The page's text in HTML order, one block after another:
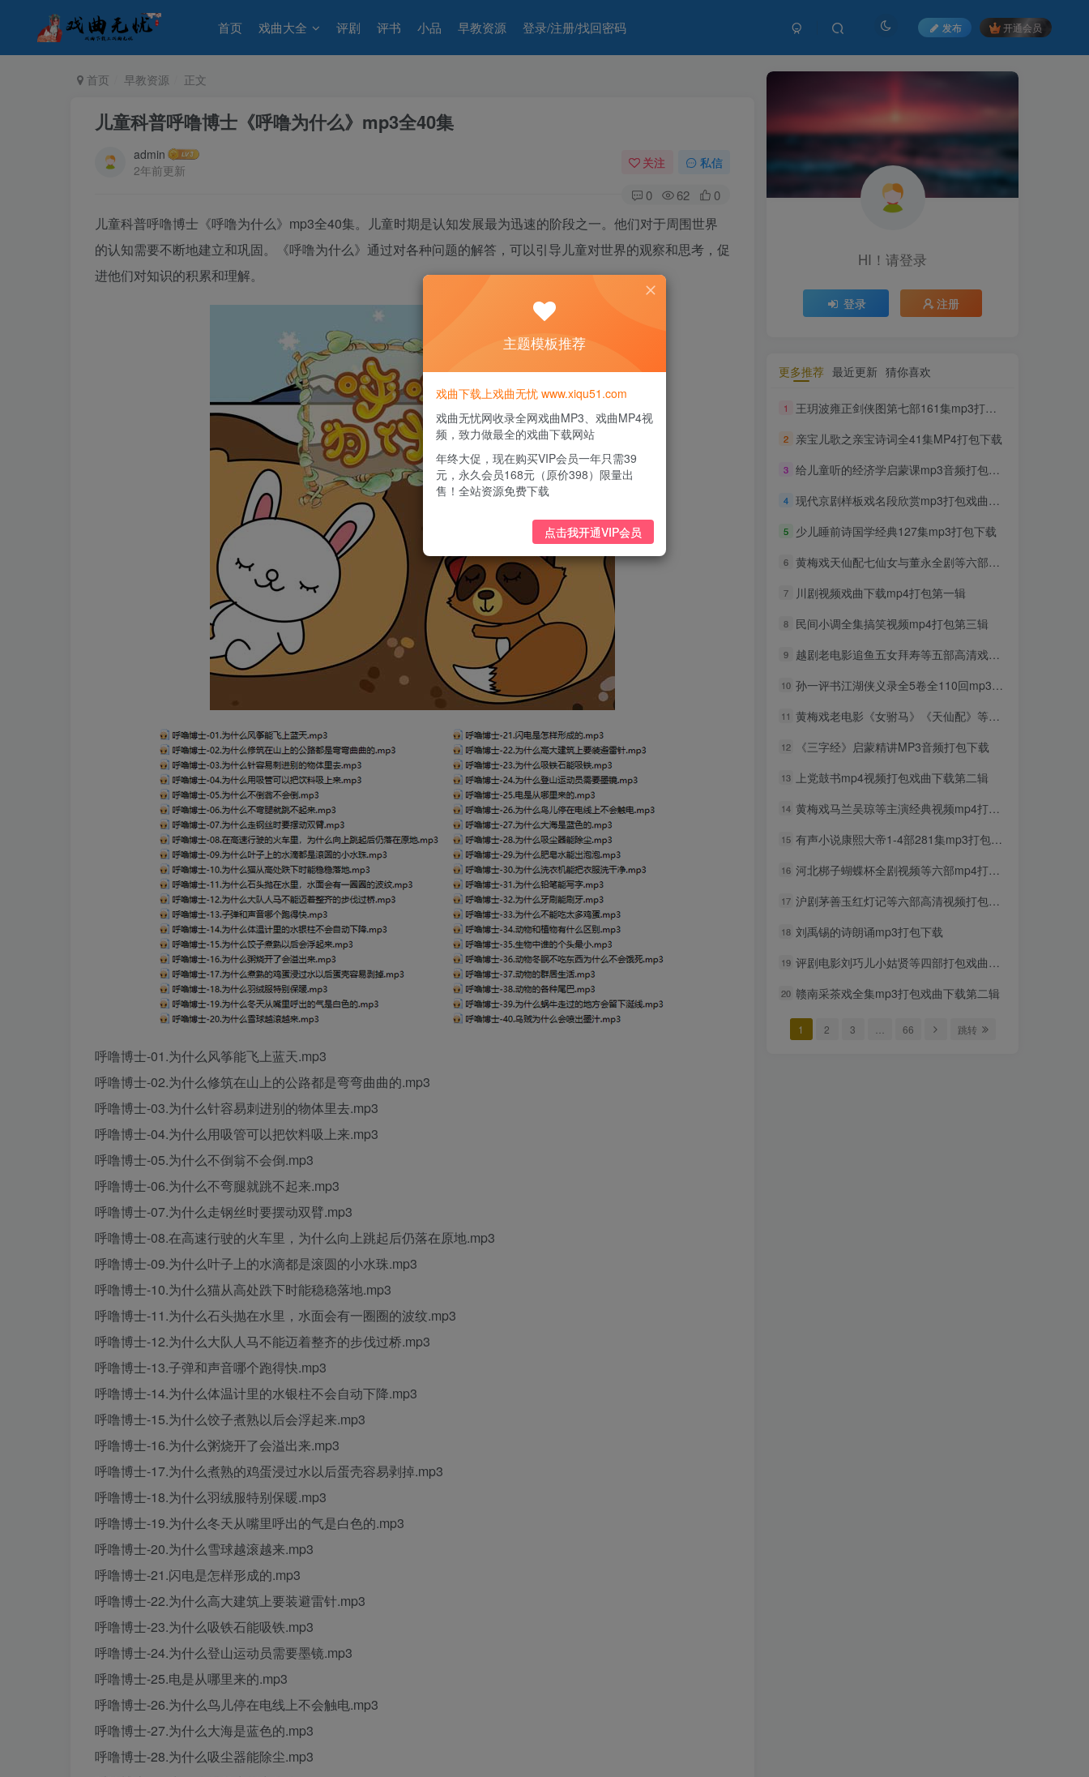
首页 戏曲大全 评剧 评书 小品 早教资源 登录/注册/找回密码 发布 开通会员
首页 早教资源 正文
儿童科普呼噜博士《呼噜为什么》mp3全40集
admin
2年前更新
关注 私信
0 62 0
儿童科普呼噜博士《呼噜为什么》mp3全40集。儿童时期是认知发展最为迅速的阶段之一。他们对于周围世界
的认知需要不断地建立和巩固。《呼噜为什么》通过对各种问题的解答，可以引导儿童对世界的观察和思考，促
进他们对知识的积累和理解。
呼噜博士-01.为什么风筝能飞上蓝天.mp3
呼噜博士-02.为什么修筑在山上的公路都是弯弯曲曲的.mp3
呼噜博士-03.为什么针容易刺进别的物体里去.mp3
呼噜博士-04.为什么用吸管可以把饮料吸上来.mp3
呼噜博士-05.为什么不倒翁不会倒.mp3
呼噜博士-06.为什么不弯腿就跳不起来.mp3
呼噜博士-07.为什么走钢丝时要摆动双臂.mp3
呼噜博士-08.在高速行驶的火车里，为什么向上跳起后仍落在原地.mp3
呼噜博士-09.为什么叶子上的水滴都是滚圆的小水珠.mp3
呼噜博士-10.为什么猫从高处跌下时能稳稳落地.mp3
呼噜博士-11.为什么石头抛在水里，水面会有一圈圈的波纹.mp3
呼噜博士-12.为什么大队人马不能迈着整齐的步伐过桥.mp3
呼噜博士-13.子弹和声音哪个跑得快.mp3
呼噜博士-14.为什么体温计里的水银柱不会自动下降.mp3
呼噜博士-15.为什么饺子煮熟以后会浮起来.mp3
呼噜博士-16.为什么粥烧开了会溢出来.mp3
呼噜博士-17.为什么煮熟的鸡蛋浸过水以后蛋壳容易剥掉.mp3
呼噜博士-18.为什么羽绒服特别保暖.mp3
呼噜博士-19.为什么冬天从嘴里呼出的气是白色的.mp3
呼噜博士-20.为什么雪球越滚越来.mp3
呼噜博士-21.闪电是怎样形成的.mp3
呼噜博士-22.为什么高大建筑上要装避雷针.mp3
呼噜博士-23.为什么吸铁石能吸铁.mp3
呼噜博士-24.为什么登山运动员需要墨镜.mp3
呼噜博士-25.电是从哪里来的.mp3
呼噜博士-26.为什么鸟儿停在电线上不会触电.mp3
呼噜博士-27.为什么大海是蓝色的.mp3
呼噜博士-28.为什么吸尘器能除尘.mp3
HI！请登录
登录 注册
更多推荐 最近更新 猜你喜欢
1 王玥波雍正剑侠图第七部161集mp3打包戏曲下载
2 亲宝儿歌之亲宝诗词全41集MP4打包下载
3 给儿童听的经济学启蒙课mp3音频打包下载
4 现代京剧样板戏名段欣赏mp3打包戏曲下载
5 少儿睡前诗国学经典127集mp3打包下载
6 黄梅戏天仙配七仙女与董永全剧等六部mp4打包戏曲下载
7 川剧视频戏曲下载mp4打包第一辑
8 民间小调全集搞笑视频mp4打包第三辑
9 越剧老电影追鱼五女拜寿等五部高清戏曲下载
10 孙一评书江湖侠义录全5卷全110回mp3打包戏曲下载
11 黄梅戏老电影《女驸马》《天仙配》等六部打包戏曲下载
12 《三字经》启蒙精讲MP3音频打包下载
13 上党鼓书mp4视频打包戏曲下载第二辑
14 黄梅戏马兰吴琼等主演经典视频mp4打包戏曲下载
15 有声小说康熙大帝1-4部281集mp3打包戏曲下载
16 河北梆子蝴蝶杯全剧视频等六部mp4打包戏曲下载
17 沪剧茅善玉红灯记等六部高清视频打包戏曲下载
18 刘禹锡的诗朗诵mp3打包下载
19 评剧电影刘巧儿小姑贤等四部打包戏曲下载
20 赣南采茶戏全集mp3打包戏曲下载第二辑
1 2 3 66 跳转
HI！请登录
登录 注册
1716人已阅读
豫剧经典唱段大全850首mp3打包戏曲下
TOP1
合集
2年前 1307人已阅读
TOP2
收藏版郭德纲相声专辑mp3
打包戏曲下载
2年前 1167人已阅读
TOP3
潮剧精彩选段200多首mp3打
2年前 1163人已阅读
TOP4
猴子警长探案记第一二三季
2年前 934人已阅读
TOP5
超级飞侠动画片1-9季全集中
884人已阅读
贝瓦儿歌大全mp3版346首打
包下载
豫剧选段108段mp3打包载
戏曲下载
湖北大鼓80多首mp3打包戏
主题模板推荐
戏曲下载上戏曲无忧 www.xiqu51.com
戏曲无忧网收录全网戏曲MP3、戏曲MP4视
频，致力做最全的戏曲下载网站
年终大促，现在购买VIP会员一年只需39
元，永久会员168元（原价398）限量出
售！全站资源免费下载
点击我开通VIP会员